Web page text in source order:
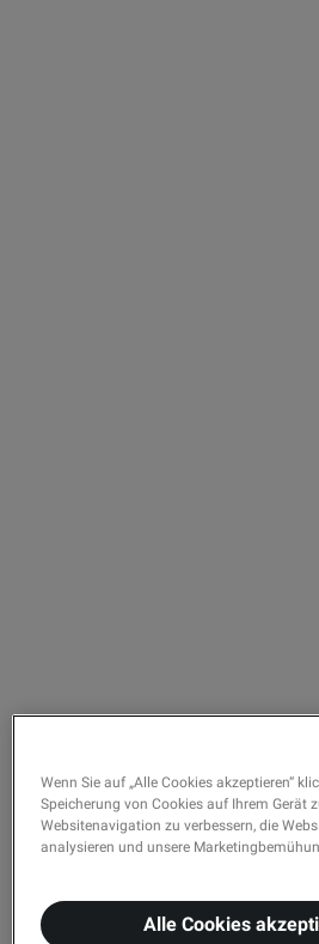
Wenn Sie auf „Alle Cookies akzeptieren“
Speicherung von Cookies auf Ihrem Gerät
Websitenavigation zu verbessern, die
analysieren und unsere
Alle Cookies